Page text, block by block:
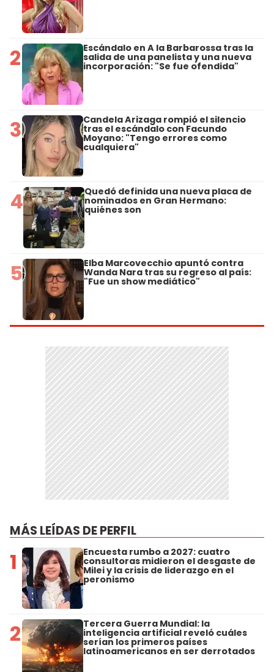
2 Escándalo en A la Barbarossa tras la
salida de una panelista y una nueva
incorporación: "Se fue ofendida"
3 Candela Arizaga rompió el silencio
tras el escándalo con Facundo
Moyano: "Tengo errores como
cualquiera"
4 Quedó definida una nueva placa de
nominados en Gran Hermano:
quiénes son
5 Elba Marcovecchio apuntó contra
Wanda Nara tras su regreso al país:
"Fue un show mediático"
MÁS LEÍDAS DE PERFIL
1 Encuesta rumbo a 2027: cuatro
consultoras midieron el desgaste de
Milei y la crisis de liderazgo en el
peronismo
2 Tercera Guerra Mundial: la
inteligencia artificial reveló cuáles
serían los primeros países
latinoamericanos en ser derrotados